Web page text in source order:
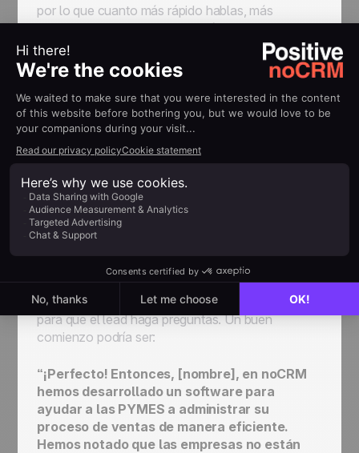
por lo que cuanto más rápido hablas, más
amplifica la idea de que les estás robando el
tiempo.
Habla despacio y con seguridad, no
estás aquí para robarles su tiempo, sino para
ayudarlos.
También es importante mostrarle a la persona que
sabe lo que hace su empresa y cuál es la parte de
su proceso a la que se dirige (ventas B2B en
La Presentación
discurso de apertura. La presentación no debe
revelar su propuesta de valor, pero debe ser
suficiente para cubrir lo que hace y dejar espacio
para que el lead haga preguntas. Un buen
comienzo podría ser:
“¡Perfecto! Entonces, [nombre], en noCRM
hemos desarrollado un software para
ayudar a las PYMES a administrar su
proceso de ventas de manera eficiente.
Hemos notado que las empresas no están